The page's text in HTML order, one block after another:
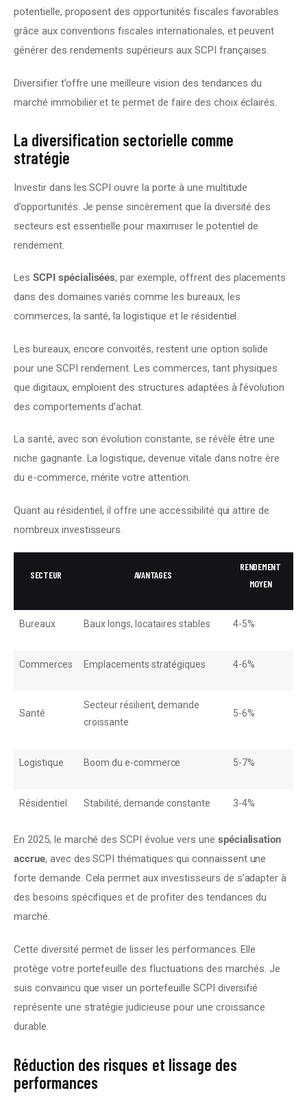
potentielle, proposent des opportunités fiscales favorables
grâce aux conventions fiscales internationales, et peuvent
générer des rendements supérieurs aux SCPI françaises.
Diversifier t’offre une meilleure vision des tendances du
marché immobilier et te permet de faire des choix éclairés.
La diversification sectorielle comme
stratégie
Investir dans les SCPI ouvre la porte à une multitude
d’opportunités. Je pense sincèrement que la diversité des
secteurs est essentielle pour maximiser le potentiel de
rendement.
Les SCPI spécialisées, par exemple, offrent des placements
dans des domaines variés comme les bureaux, les
commerces, la santé, la logistique et le résidentiel.
Les bureaux, encore convoités, restent une option solide
pour une SCPI rendement. Les commerces, tant physiques
que digitaux, emploient des structures adaptées à l’évolution
des comportements d’achat.
La santé, avec son évolution constante, se révèle être une
niche gagnante. La logistique, devenue vitale dans notre ère
du e-commerce, mérite votre attention.
Quant au résidentiel, il offre une accessibilité qui attire de
nombreux investisseurs.
SECTEUR AVANTAGES
RENDEMENT
MOYEN
Bureaux Baux longs, locataires stables 4-5%
Commerces Emplacements stratégiques 4-6%
Santé
Secteur résilient, demande
croissante
5-6%
Logistique Boom du e-commerce 5-7%
Résidentiel Stabilité, demande constante 3-4%
En 2025, le marché des SCPI évolue vers une spécialisation
accrue, avec des SCPI thématiques qui connaissent une
forte demande. Cela permet aux investisseurs de s’adapter à
des besoins spécifiques et de profiter des tendances du
marché.
Cette diversité permet de lisser les performances. Elle
protège votre portefeuille des fluctuations des marchés. Je
suis convaincu que viser un portefeuille SCPI diversifié
représente une stratégie judicieuse pour une croissance
durable.
Réduction des risques et lissage des
performances